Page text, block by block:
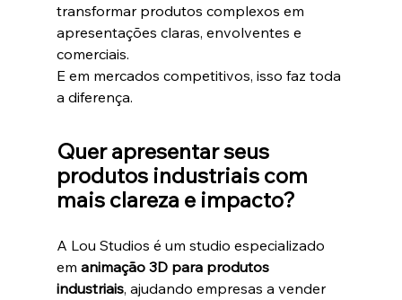
transformar produtos complexos em
apresentações claras, envolventes e
comerciais.
E em mercados competitivos, isso faz toda
a diferença.
Quer apresentar seus
produtos industriais com
mais clareza e impacto?
A Lou Studios é um studio especializado
em animação 3D para produtos
industriais, ajudando empresas a vender